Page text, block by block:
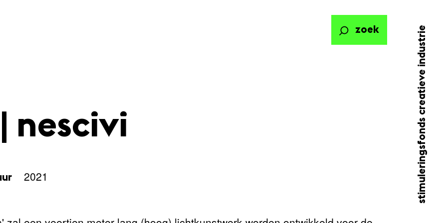
stimuleringsfonds creatieve industrie
zoek
nescivi
2021